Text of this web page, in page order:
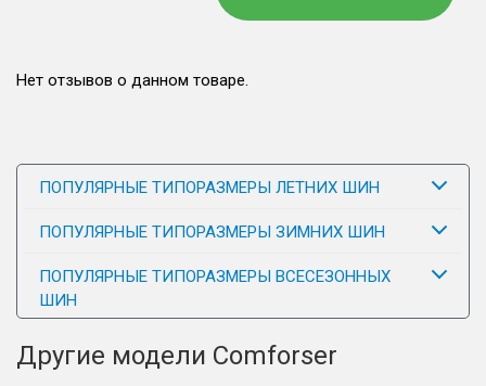
Нет отзывов о данном товаре.
ПОПУЛЯРНЫЕ ТИПОРАЗМЕРЫ ЛЕТНИХ ШИН
ПОПУЛЯРНЫЕ ТИПОРАЗМЕРЫ ЗИМНИХ ШИН
ПОПУЛЯРНЫЕ ТИПОРАЗМЕРЫ ВСЕСЕЗОННЫХ
ШИН
Другие модели Comforser